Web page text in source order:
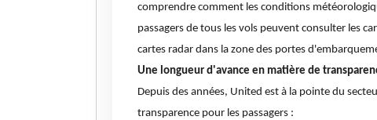
comprendre comment les conditions
passagers de tous les vols peuvent consulter les
cartes radar dans la zone des portes
Une longueur d'avance en matière de
Depuis des années, United est à la pointe du
transparence pour les passagers :